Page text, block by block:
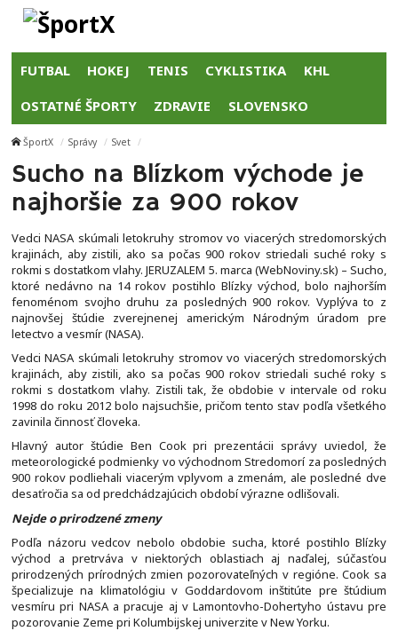
FUTBAL HOKEJ TENIS CYKLISTIKA KHL
OSTATNÉ ŠPORTY ZDRAVIE SLOVENSKO
ŠportX Správy Svet
Sucho na Blízkom východe je
najhoršie za 900 rokov
Vedci NASA skúmali letokruhy stromov vo viacerých stredomorských
krajinách, aby zistili, ako sa počas 900 rokov striedali suché roky s
rokmi s dostatkom vlahy. JERUZALEM 5. marca (WebNoviny.sk) – Sucho,
ktoré nedávno na 14 rokov postihlo Blízky východ, bolo najhorším
fenoménom svojho druhu za posledných 900 rokov. Vyplýva to z
najnovšej štúdie zverejnenej americkým Národným úradom pre
letectvo a vesmír (NASA).
Vedci NASA skúmali letokruhy stromov vo viacerých stredomorských
krajinách, aby zistili, ako sa počas 900 rokov striedali suché roky s
rokmi s dostatkom vlahy. Zistili tak, že obdobie v intervale od roku
1998 do roku 2012 bolo najsuchšie, pričom tento stav podľa všetkého
zavinila činnosť človeka.
Hlavný autor štúdie Ben Cook pri prezentácii správy uviedol, že
meteorologické podmienky vo východnom Stredomorí za posledných
900 rokov podliehali viacerým vplyvom a zmenám, ale posledné dve
desaťročia sa od predchádzajúcich období výrazne odlišovali.
Nejde o prirodzené zmeny
Podľa názoru vedcov nebolo obdobie sucha, ktoré postihlo Blízky
východ a pretrváva v niektorých oblastiach aj naďalej, súčasťou
prirodzených prírodných zmien pozorovateľných v regióne. Cook sa
špecializuje na klimatológiu v Goddardovom inštitúte pre štúdium
vesmíru pri NASA a pracuje aj v Lamontovho-Dohertyho ústavu pre
pozorovanie Zeme pri Kolumbijskej univerzite v New Yorku.